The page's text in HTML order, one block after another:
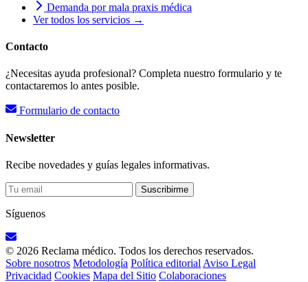
Demanda por mala praxis médica
Ver todos los servicios →
Contacto
¿Necesitas ayuda profesional? Completa nuestro formulario y te
contactaremos lo antes posible.
Formulario de contacto
Newsletter
Recibe novedades y guías legales informativas.
Suscribirme
Síguenos
© 2026 Reclama médico. Todos los derechos reservados.
Sobre nosotros Metodología Política editorial Aviso Legal
Privacidad Cookies Mapa del Sitio Colaboraciones